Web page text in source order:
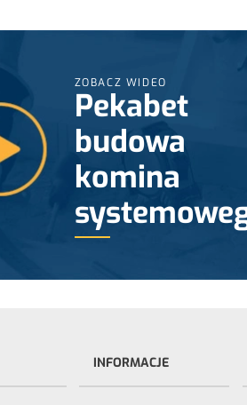
ZOBACZ WIDEO
Pekabet
budowa
komina
INFORMACJE